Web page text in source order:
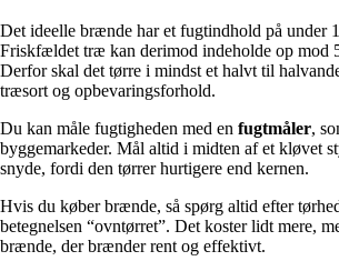
Det ideelle brænde har et fugtindhold på under
Friskfældet træ kan derimod indeholde op mod
Derfor skal det tørre i mindst et halvt til
træsort og opbevaringsforhold.
Du kan måle fugtigheden med en fugtmåler,
byggemarkeder. Mål altid i midten af et kløvet
snyde, fordi den tørrer hurtigere end kernen.
Hvis du køber brænde, så spørg altid efter
betegnelsen “ovntørret”. Det koster lidt mere,
brænde, der brænder rent og effektivt.